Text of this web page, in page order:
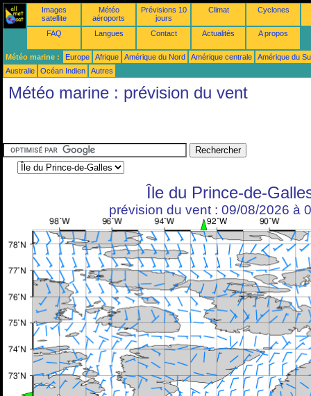
Images
satellite
Météo
aéroports
Prévisions 10
jours
Climat Cyclones
FAQ Langues Contact Actualités A propos
Météo marine : Europe Afrique Amérique du Nord Amérique centrale
Amérique du
Australie
Océan Indien Autres
Météo marine : prévision du vent
Île du Prince-de-
prévision du vent : 09/08/2026 à